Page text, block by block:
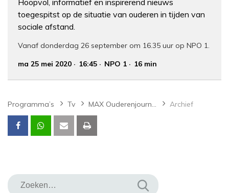
Hoopvol, informatief en inspirerend nieuws
toegespitst op de situatie van ouderen in tijden van
sociale afstand.
Vanaf donderdag 26 september om 16.35 uur op NPO 1.
ma 25 mei 2020
16:45 NPO 1 16 min
Programma’s Tv MAX Ouderenjournaal Archief